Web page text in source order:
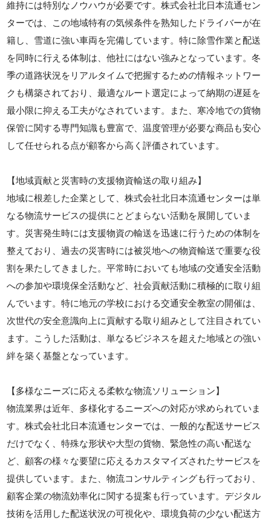
維持には特別なノウハウが必要です。株式会社北日本流通セン
ターでは、この地域特有の気候条件を熟知したドライバーが在
籍し、雪道に強い車両を完備しています。特に除雪作業と配送
を同時に行える体制は、他社にはない強みとなっています。冬
季の道路状況をリアルタイムで把握するための情報ネットワー
クも構築されており、最適なルート選定によって納期の遅延を
最小限に抑える工夫がなされています。また、寒冷地での貨物
保管に関する専門知識も豊富で、温度管理が必要な商品も安心
して任せられる点が顧客から高く評価されています。
【地域貢献と災害時の支援物資輸送の取り組み】
地域に根差した企業として、株式会社北日本流通センターは単
なる物流サービスの提供にとどまらない活動を展開していま
す。災害発生時には支援物資の輸送を迅速に行うための体制を
整えており、過去の災害時には被災地への物資輸送で重要な役
割を果たしてきました。平常時においても地域の交通安全活動
への参加や環境保全活動など、社会貢献活動に積極的に取り組
んでいます。特に地元の学校における交通安全教室の開催は、
次世代の安全意識向上に貢献する取り組みとして注目されてい
ます。こうした活動は、単なるビジネスを超えた地域との強い
絆を築く基盤となっています。
【多様なニーズに応える柔軟な物流ソリューション】
物流業界は近年、多様化するニーズへの対応が求められていま
す。株式会社北日本流通センターでは、一般的な配送サービス
だけでなく、特殊な形状や大型の貨物、緊急性の高い配送な
ど、顧客の様々な要望に応えるカスタマイズされたサービスを
提供しています。また、物流コンサルティングも行っており、
顧客企業の物流効率化に関する提案も行っています。デジタル
技術を活用した配送状況の可視化や、環境負荷の少ない配送方